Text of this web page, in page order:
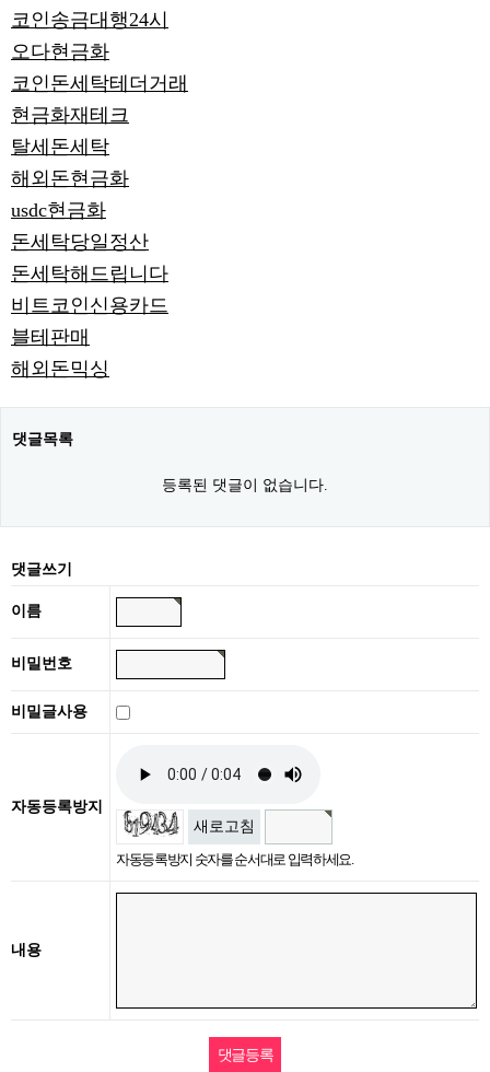
코인송금대행24시
오다현금화
코인돈세탁테더거래
현금화재테크
탈세돈세탁
해외돈현금화
usdc현금화
돈세탁당일정산
돈세탁해드립니다
비트코인신용카드
블테판매
해외돈믹싱
댓글목록
등록된 댓글이 없습니다.
댓글쓰기
이름
비밀번호
비밀글사용
자동등록방지
새로고침
자동등록방지 숫자를 순서대로 입력하세요.
내용